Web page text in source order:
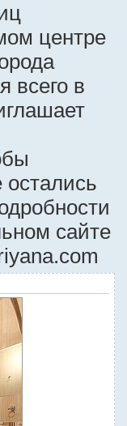
центре
всего в
остались
сайте